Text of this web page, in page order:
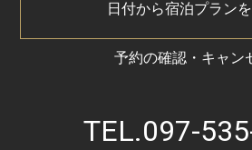
日付から宿泊プラン
予約の確認・キャン
TEL.097-